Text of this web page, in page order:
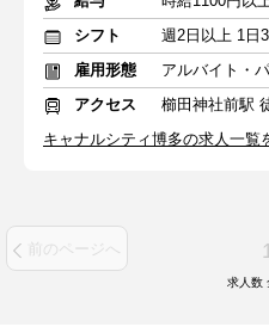
シフト
週2日以上 1日
雇用形態
アルバイト・
アクセス
櫛田神社前駅
キャナルシティ博多の求人一覧
前のページへ
求人数